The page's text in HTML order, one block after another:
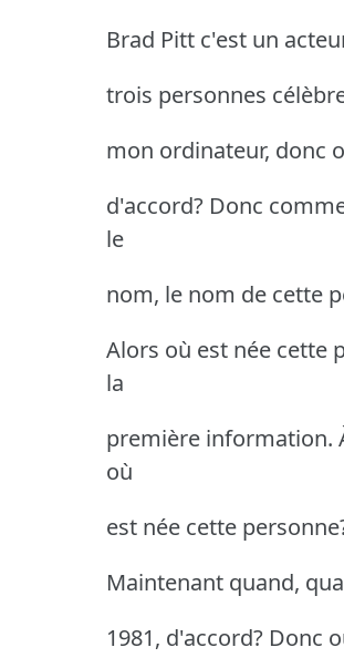
Brad Pitt c'est un
trois personnes
mon ordinateur, donc
d'accord? Donc
le
nom, le nom de cette
Alors où est née cette
la
première information.
où
est née cette
Maintenant quand,
1981, d'accord? Donc